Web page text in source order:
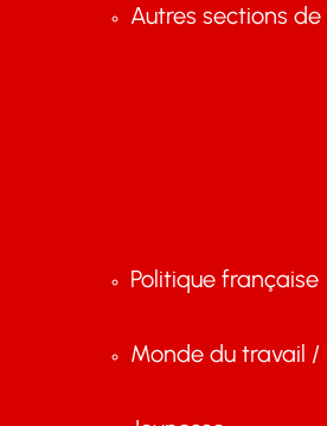
Autres sections de
Politique française
Monde du travail /